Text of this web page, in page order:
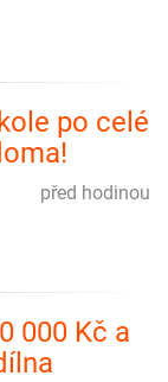
po celé
před hodinou
000 Kč a